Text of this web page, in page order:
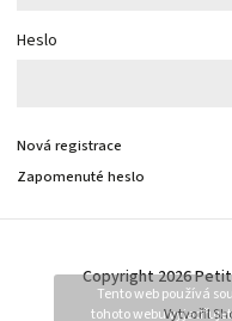
Tento web používá
tohoto webu
Heslo
Nová registrace
Zapomenuté heslo
Copyright 2026
Vytvořil